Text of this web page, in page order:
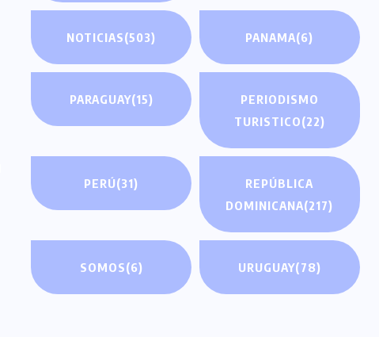
NOTICIAS(503) PANAMA(6)
PARAGUAY(15)
PERIODISMO
TURISTICO(22)
PERÚ(31)
REPÚBLICA
DOMINICANA(217)
SOMOS(6) URUGUAY(78)